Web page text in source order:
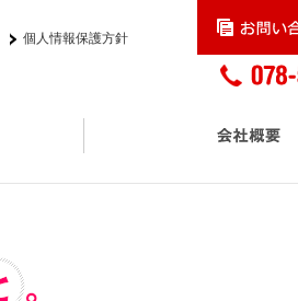
個人情報保護方針